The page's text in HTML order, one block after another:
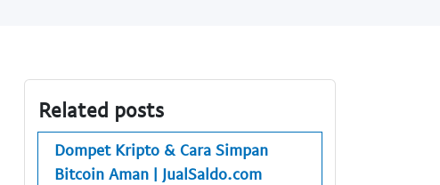
Related posts
Dompet Kripto & Cara Simpan
Bitcoin Aman | JualSaldo.com